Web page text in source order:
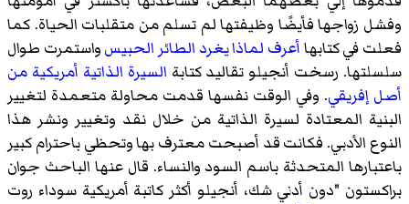
زواجها فأيضًا وظيفتها لم تسلم من متقلبات الحياة. كما
في كتابهاأعرف لماذا يغرد الطائر الحبيسواستمرت طوال
رسخت أنجيلو تقاليد كتابةالسيرة الذاتيةأمريكية من
. وفي الوقت نفسها قدمت محاولة متعمدة لتغيير
المعتادة لسيرة الذاتية من خلال نقد وتغيير ونشر هذا
الأدبي. فكانت قد أصبحت معترف بها وتحظي باحترام كبير
المتحدثة باسم السود والنساء. قال عنها الباحث جوان
"دون أدني شك، أنجيلو أكثر كاتبة أمريكية سوداء روت